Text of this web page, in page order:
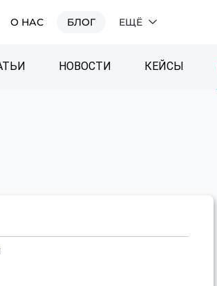
О НАС БЛОГ ЕЩЁ
НОВОСТИ КЕЙСЫ